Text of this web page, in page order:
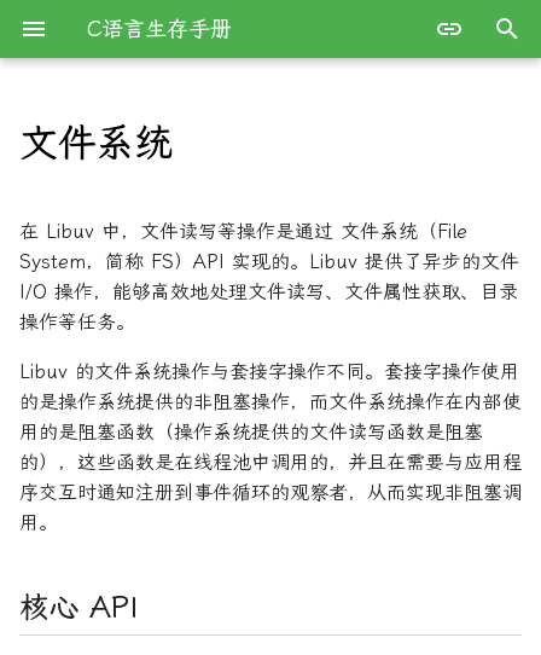
C语言生存手册
始
搜
简介
开发环境搭建
程序结构
表达式与运算符
数组
函数
命令行参数解析
GCC完全指南
核心 API
打开文件 uv_fs_open
读取文件 uv_fs_read
关闭文件 uv_fs_close
其他常用 API
Buffer（缓冲区）和
uv_read_start
文件系统
在 Libuv 中，文件读写等操作是通过 文件系统（File
System，简称 FS）API 实现的。Libuv 提供了异步的文件
I/O 操作，能够高效地处理文件读写、文件属性获取、目录
操作等任务。
Libuv 的文件系统操作与套接字操作不同。套接字操作使用
的是操作系统提供的非阻塞操作，而文件系统操作在内部使
用的是阻塞函数（操作系统提供的文件读写函数是阻塞
的），这些函数是在线程池中调用的，并且在需要与应用程
序交互时通知注册到事件循环的观察者，从而实现非阻塞调
用。
核心 API